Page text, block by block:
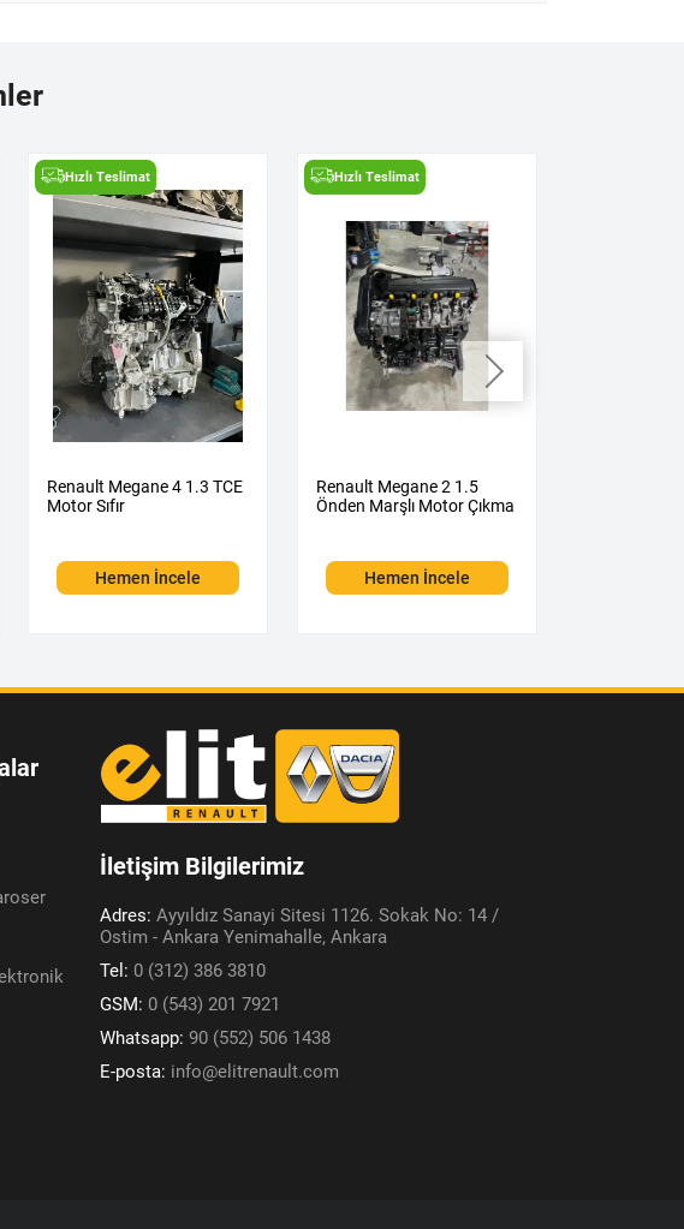
Hızlı Teslimat
Renault Megane 4 1.3 TCE
Motor Sıfır
Hemen İncele
Hızlı Teslimat
Renault Megane 2 1.5
Önden Marşlı Motor Çıkma
Hemen İncele
İletişim Bilgilerimiz
Adres: Ayyıldız Sanayi Sitesi 1126. Sokak No: 14 /
Ostim - Ankara Yenimahalle, Ankara
Tel: 0 (312) 386 3810
GSM: 0 (543) 201 7921
Whatsapp: 90 (552) 506 1438
E-posta: info@elitrenault.com